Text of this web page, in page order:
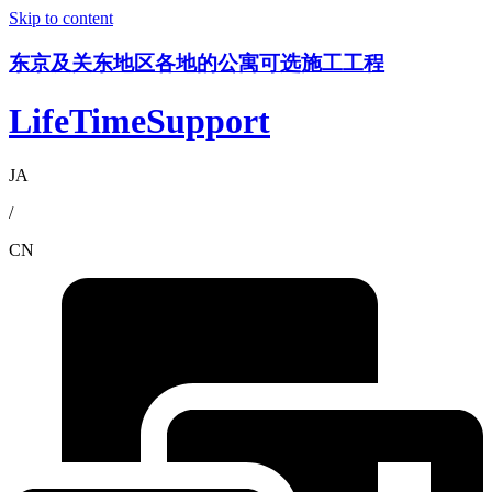
Skip to content
东京及关东地区各地的公寓可选施工工程
LifeTimeSupport
JA
/
CN